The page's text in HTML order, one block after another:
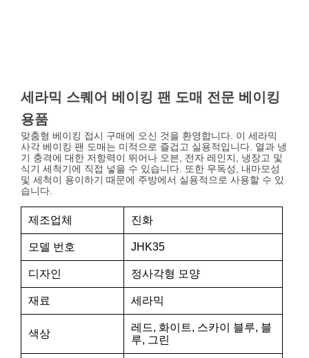
세라믹 스퀘어 베이킹 팬 도매 전문 베이킹
용품
맞춤형 베이킹 접시 구매에 오신 것을 환영합니다. 이 세라믹
사각 베이킹 팬 도매는 미적으로 즐겁고 실용적입니다. 열과 냉
기 충격에 대한 저항력이 뛰어나 오븐, 전자 레인지, 냉장고 및
식기 세척기에 직접 넣을 수 있습니다. 또한 무독성, 내마모성
및 세척이 용이하기 때문에 주방에서 실용적으로 사용할 수 있
습니다.
제조업체 진화
모델 번호 JHK35
디자인 정사각형 모양
재료 세라믹
색상
레드, 화이트, 스카이 블루, 블
루, 그린